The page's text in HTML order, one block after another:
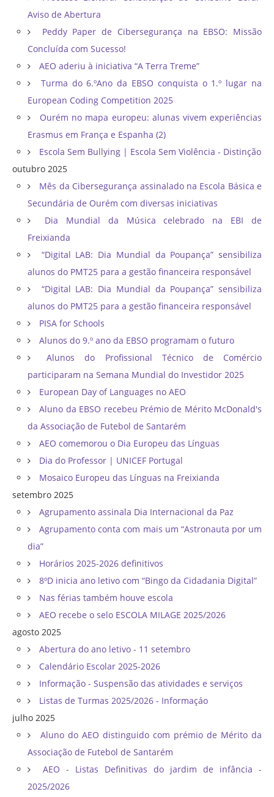
Aviso de Abertura
Peddy Paper de Cibersegurança na EBSO: Missão
Concluída com Sucesso!
AEO aderiu à iniciativa “A Terra Treme”
Turma do 6.ºAno da EBSO conquista o 1.º lugar na
European Coding Competition 2025
Ourém no mapa europeu: alunas vivem experiências
Erasmus em França e Espanha (2)
Escola Sem Bullying | Escola Sem Violência - Distinção
outubro 2025
Mês da Cibersegurança assinalado na Escola Básica e
Secundária de Ourém com diversas iniciativas
Dia Mundial da Música celebrado na EBI de
Freixianda
“Digital LAB: Dia Mundial da Poupança” sensibiliza
alunos do PMT25 para a gestão financeira responsável
“Digital LAB: Dia Mundial da Poupança” sensibiliza
alunos do PMT25 para a gestão financeira responsável
PISA for Schools
Alunos do 9.º ano da EBSO programam o futuro
Alunos do Profissional Técnico de Comércio
participaram na Semana Mundial do Investidor 2025
European Day of Languages no AEO
Aluno da EBSO recebeu Prémio de Mérito McDonald's
da Associação de Futebol de Santarém
AEO comemorou o Dia Europeu das Línguas
Dia do Professor | UNICEF Portugal
Mosaico Europeu das Línguas na Freixianda
setembro 2025
Agrupamento assinala Dia Internacional da Paz
Agrupamento conta com mais um “Astronauta por um
dia”
Horários 2025-2026 definitivos
8ºD inicia ano letivo com “Bingo da Cidadania Digital”
Nas férias também houve escola
AEO recebe o selo ESCOLA MILAGE 2025/2026
agosto 2025
Abertura do ano letivo - 11 setembro
Calendário Escolar 2025-2026
Informação - Suspensão das atividades e serviços
Listas de Turmas 2025/2026 - Informaçáo
julho 2025
Aluno do AEO distinguido com prémio de Mérito da
Associação de Futebol de Santarém
AEO - Listas Definitivas do jardim de infância -
2025/2026